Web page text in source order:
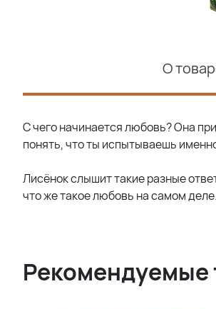
О
С чего начинается любовь? Она
понять, что ты испытываешь
Лисёнок слышит такие разные
что же такое любовь на самом деле.
Рекомендуемые